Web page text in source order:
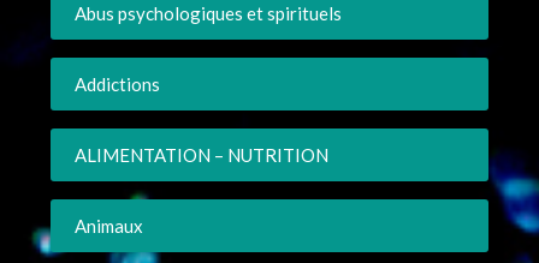
Abus psychologiques et spirituels
Addictions
ALIMENTATION – NUTRITION
Animaux